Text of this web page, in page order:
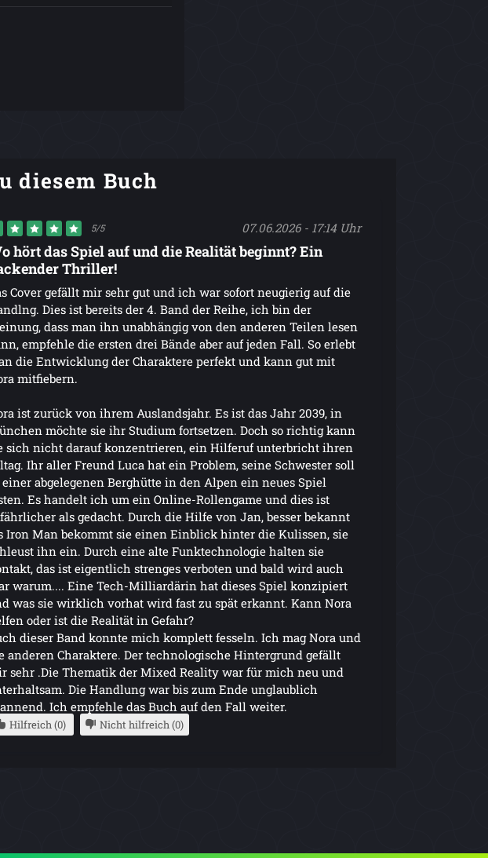
diesem Buch
5/5 07.06.2026 - 17:14 Uhr
hört das Spiel auf und die Realität beginnt? Ein
Thriller!
Cover gefällt mir sehr gut und ich war sofort neugierig auf die
Dies ist bereits der 4. Band der Reihe, ich bin der
dass man ihn unabhängig von den anderen Teilen lesen
empfehle die ersten drei Bände aber auf jeden Fall. So erlebt
die Entwicklung der Charaktere perfekt und kann gut mit
mitfiebern.
ist zurück von ihrem Auslandsjahr. Es ist das Jahr 2039, in
möchte sie ihr Studium fortsetzen. Doch so richtig kann
sich nicht darauf konzentrieren, ein Hilferuf unterbricht ihren
Ihr aller Freund Luca hat ein Problem, seine Schwester soll
abgelegenen Berghütte in den Alpen ein neues Spiel
Es handelt ich um ein Online-Rollengame und dies ist
als gedacht. Durch die Hilfe von Jan, besser bekannt
Iron Man bekommt sie einen Einblick hinter die Kulissen, sie
ihn ein. Durch eine alte Funktechnologie halten sie
das ist eigentlich strenges verboten und bald wird auch
warum.... Eine Tech-Milliardärin hat dieses Spiel konzipiert
was sie wirklich vorhat wird fast zu spät erkannt. Kann Nora
oder ist die Realität in Gefahr?
dieser Band konnte mich komplett fesseln. Ich mag Nora und
anderen Charaktere. Der technologische Hintergrund gefällt
sehr .Die Thematik der Mixed Reality war für mich neu und
Die Handlung war bis zum Ende unglaublich
Ich empfehle das Buch auf den Fall weiter.
Hilfreich (0) Nicht hilfreich (0)